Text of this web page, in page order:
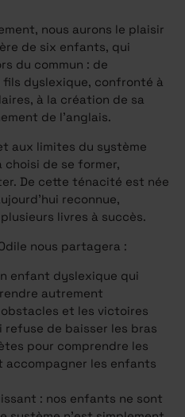
nous aurons le plaisir
de six enfants, qui
du commun : de
fils dyslexique, confronté à
à la création de sa
de l’anglais.
aux limites du système
choisi de se former,
De cette ténacité est née
reconnue,
livres à succès.
nous partagera :
enfant dyslexique qui
autrement
et les victoires
refuse de baisser les bras
pour comprendre les
accompagner les enfants
: nos enfants ne sont